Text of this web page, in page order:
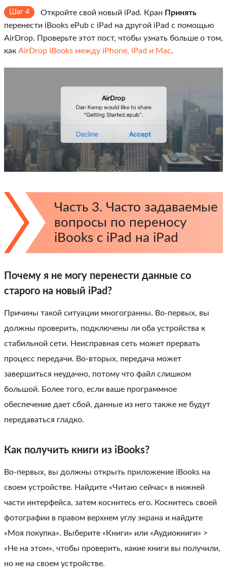
Шаг 4 Откройте свой новый iPad. Кран Принять
перенести iBooks ePub с iPad на другой iPad с помощью
AirDrop. Проверьте этот пост, чтобы узнать больше о том,
как AirDrop iBooks между iPhone, iPad и Mac.
Часть 3. Часто задаваемые
вопросы по переносу
iBooks с iPad на iPad
Почему я не могу перенести данные со
старого на новый iPad?
Причины такой ситуации многогранны. Во-первых, вы
должны проверить, подключены ли оба устройства к
стабильной сети. Неисправная сеть может прервать
процесс передачи. Во-вторых, передача может
завершиться неудачно, потому что файл слишком
большой. Более того, если ваше программное
обеспечение дает сбой, данные из него также не будут
передаваться гладко.
Как получить книги из iBooks?
Во-первых, вы должны открыть приложение iBooks на
своем устройстве. Найдите «Читаю сейчас» в нижней
части интерфейса, затем коснитесь его. Коснитесь своей
фотографии в правом верхнем углу экрана и найдите
«Моя покупка». Выберите «Книги» или «Аудиокниги» >
«Не на этом», чтобы проверить, какие книги вы получили,
но не на своем устройстве.